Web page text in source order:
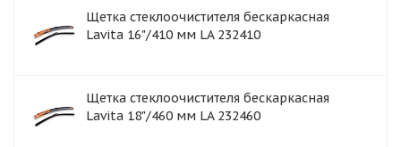
Щетка стеклоочистителя бескаркасная
Lavita 16"/410 мм LA 232410
Щетка стеклоочистителя бескаркасная
Lavita 18"/460 мм LA 232460